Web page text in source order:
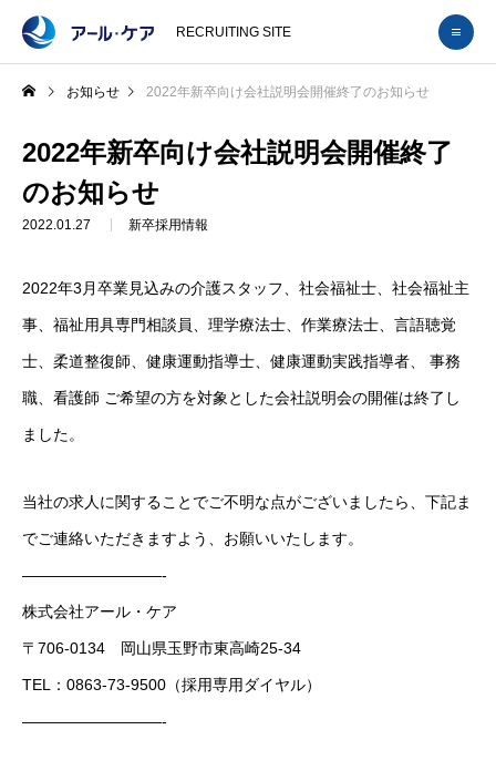
RECRUITING SITE
お知らせ 2022年新卒向け会社説明会開催終了のお知らせ
2022年新卒向け会社説明会開催終了
のお知らせ
2022.01.27 新卒採用情報
2022年3月卒業見込みの介護スタッフ、社会福祉士、社会福祉主
事、福祉用具専門相談員、理学療法士、作業療法士、言語聴覚
士、柔道整復師、健康運動指導士、健康運動実践指導者、 事務
職、看護師 ご希望の方を対象とした会社説明会の開催は終了し
ました。
当社の求人に関することでご不明な点がございましたら、下記ま
でご連絡いただきますよう、お願いいたします。
—————————-
株式会社アール・ケア
〒706-0134 岡山県玉野市東高崎25-34
TEL：0863-73-9500（採用専用ダイヤル）
—————————-